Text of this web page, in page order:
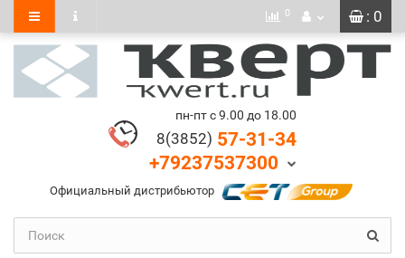
: 0
0
пн-пт с 9.00 до 18.00
8(3852) 57-31-34
+79237537300
Официальный дистрибьютор